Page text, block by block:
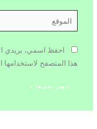
الموقع
احفظ اسمي، بريدي
هذا المتصفح لاستخدامها